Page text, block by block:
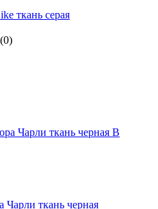
ткань серая
(0)
Чарли ткань черная